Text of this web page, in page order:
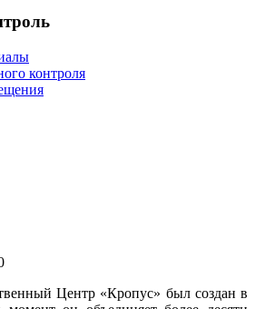
контроля
Центр «Кропус» был создан в